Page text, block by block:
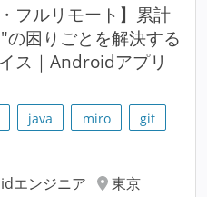
フルリモート】累計
困りごとを解決する
ス｜Androidアプリ
java miro
git
エンジニア
東京